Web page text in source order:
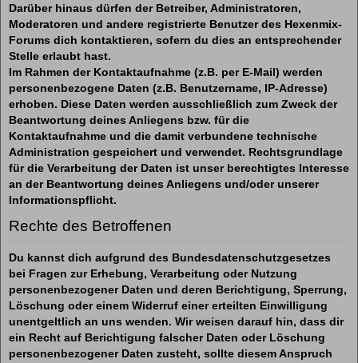
Darüber hinaus dürfen der Betreiber, Administratoren,
Moderatoren und andere registrierte Benutzer des Hexenmix-
Forums dich kontaktieren, sofern du dies an entsprechender
Stelle erlaubt hast.
Im Rahmen der Kontaktaufnahme (z.B. per E-Mail) werden
personenbezogene Daten (z.B. Benutzername, IP-Adresse)
erhoben. Diese Daten werden ausschließlich zum Zweck der
Beantwortung deines Anliegens bzw. für die
Kontaktaufnahme und die damit verbundene technische
Administration gespeichert und verwendet. Rechtsgrundlage
für die Verarbeitung der Daten ist unser berechtigtes Interesse
an der Beantwortung deines Anliegens und/oder unserer
Informationspflicht.
Rechte des Betroffenen
Du kannst dich aufgrund des Bundesdatenschutzgesetzes
bei Fragen zur Erhebung, Verarbeitung oder Nutzung
personenbezogener Daten und deren Berichtigung, Sperrung,
Löschung oder einem Widerruf einer erteilten Einwilligung
unentgeltlich an uns wenden. Wir weisen darauf hin, dass dir
ein Recht auf Berichtigung falscher Daten oder Löschung
personenbezogener Daten zusteht, sollte diesem Anspruch